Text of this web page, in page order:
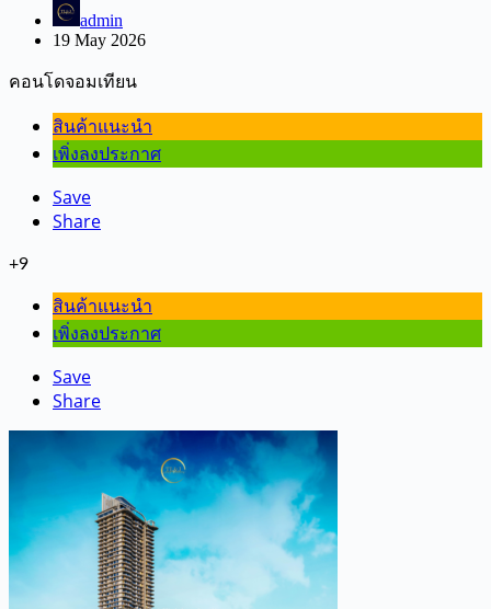
admin
19 May 2026
คอนโดจอมเทียน
สินค้าแนะนำ
เพิ่งลงประกาศ
Save
Share
+9
สินค้าแนะนำ
เพิ่งลงประกาศ
Save
Share